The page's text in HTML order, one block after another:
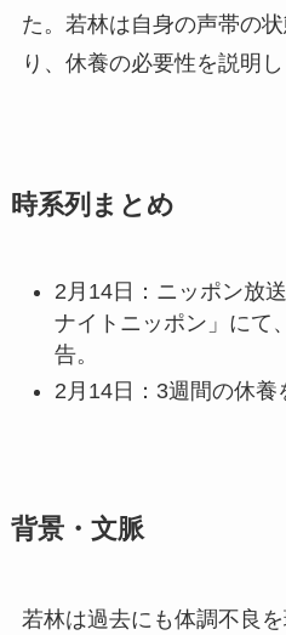
た。若林は自身の声帯の
り、休養の必要性を説明し
時系列まとめ
2月14日：ニッポン放
ナイトニッポン」にて
告。
2月14日：3週間の休養
背景・文脈
若林は過去にも体調不良